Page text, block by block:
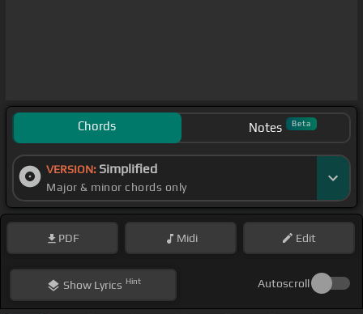
Chords Notes Beta
VERSION: Simplified
Major & minor chords only
PDF Midi Edit
ShowLyrics Hint Autoscroll